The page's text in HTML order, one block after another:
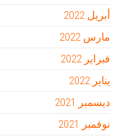
أبريل 2022
مارس 2022
فبراير 2022
يناير 2022
ديسمبر 2021
نوفمبر 2021